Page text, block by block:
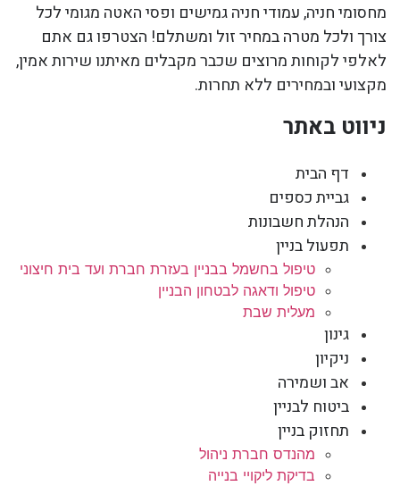
מחסומי חניה, עמודי חניה גמישים ופסי האטה מגומי לכל
צורך ולכל מטרה במחיר זול ומשתלם! הצטרפו גם אתם
לאלפי לקוחות מרוצים שכבר מקבלים מאיתנו שירות אמין,
מקצועי ובמחירים ללא תחרות.
ניווט באתר
דף הבית
גביית כספים
הנהלת חשבונות
תפעול בניין
טיפול בחשמל בבניין בעזרת חברת ועד בית חיצוני
טיפול ודאגה לבטחון הבניין
מעלית שבת
גינון
ניקיון
אב ושמירה
ביטוח לבניין
תחזוק בניין
מהנדס חברת ניהול
בדיקת ליקויי בנייה